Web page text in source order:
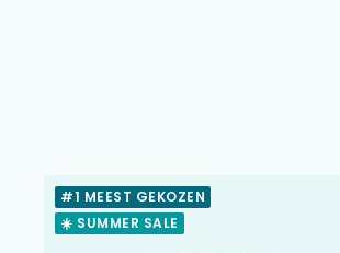
#1 MEEST GEKOZEN
☀️ SUMMER SALE